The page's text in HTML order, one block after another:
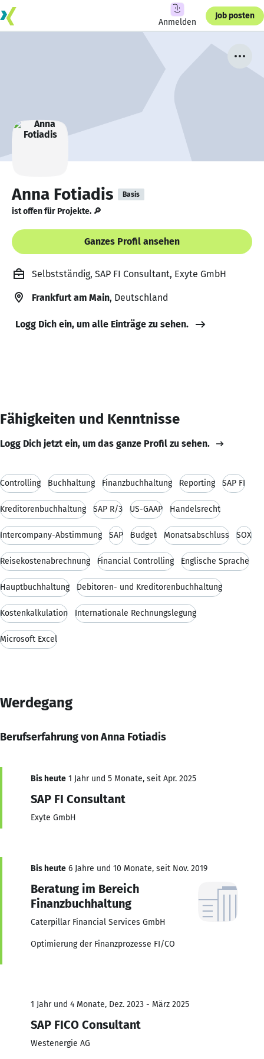
Anmelden
Job posten
Anna Fotiadis Basis
ist offen für Projekte. 🔎
Ganzes Profil ansehen
Selbstständig, SAP FI Consultant, Exyte GmbH
Frankfurt am Main, Deutschland
Logg Dich ein, um alle Einträge zu sehen.
Fähigkeiten und Kenntnisse
Logg Dich jetzt ein, um das ganze Profil zu sehen.
Controlling Buchhaltung Finanzbuchhaltung Reporting SAP FI
Kreditorenbuchhaltung SAP R/3 US-GAAP Handelsrecht
Intercompany-Abstimmung SAP Budget Monatsabschluss SOX
Reisekostenabrechnung Financial Controlling Englische Sprache
Hauptbuchhaltung Debitoren- und Kreditorenbuchhaltung
Kostenkalkulation Internationale Rechnungslegung
Microsoft Excel
Werdegang
Berufserfahrung von Anna Fotiadis
Bis heute 1 Jahr und 5 Monate, seit Apr. 2025
SAP FI Consultant
Exyte GmbH
Bis heute 6 Jahre und 10 Monate, seit Nov. 2019
Beratung im Bereich
Finanzbuchhaltung
Caterpillar Financial Services GmbH
Optimierung der Finanzprozesse FI/CO
1 Jahr und 4 Monate, Dez. 2023 - März 2025
SAP FICO Consultant
Westenergie AG